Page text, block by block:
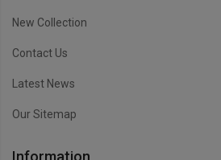
New Collection
Contact Us
Latest News
Our Sitemap
Information